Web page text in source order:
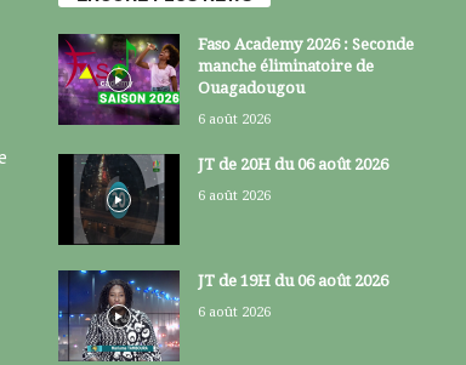
Faso Academy 2026 : Seconde
manche éliminatoire de
Ouagadougou
6 août 2026
JT de 20H du 06 août 2026
6 août 2026
JT de 19H du 06 août 2026
6 août 2026